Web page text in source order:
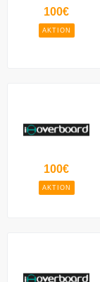
100€
AKTION
100€
AKTION